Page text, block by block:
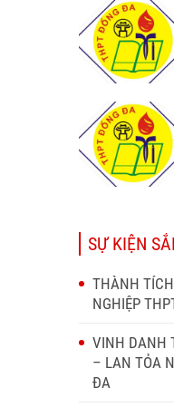
SỰ KIỆN
THÀNH
NGHIỆP
VINH DANH
– LAN TỎA
ĐA